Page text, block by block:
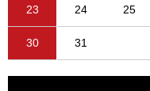
23 24 25
30 31